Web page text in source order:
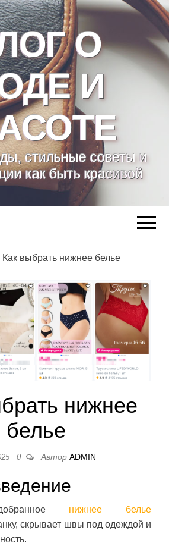
О
И
стильные советы и
как быть красивой
Как выбрать нижнее белье
нижнее
белье
0 Автор ADMIN
нижнее белье
скрывает швы под одеждой и